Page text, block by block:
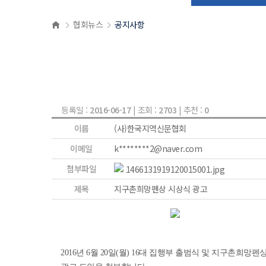
협회뉴스 공지사항
등록일 : 2016-06-17| 조회 : 2703 | 추천 : 0
이름
(사)한국지역신문협회
이메일
k********2@naver.com
첨부파일
1466131919120015001.jpg
제목
지구촌희망펜상 시상식 광고
2016년 6월 20일(월) 16대 집행부 출범식 및 지구촌희망펜